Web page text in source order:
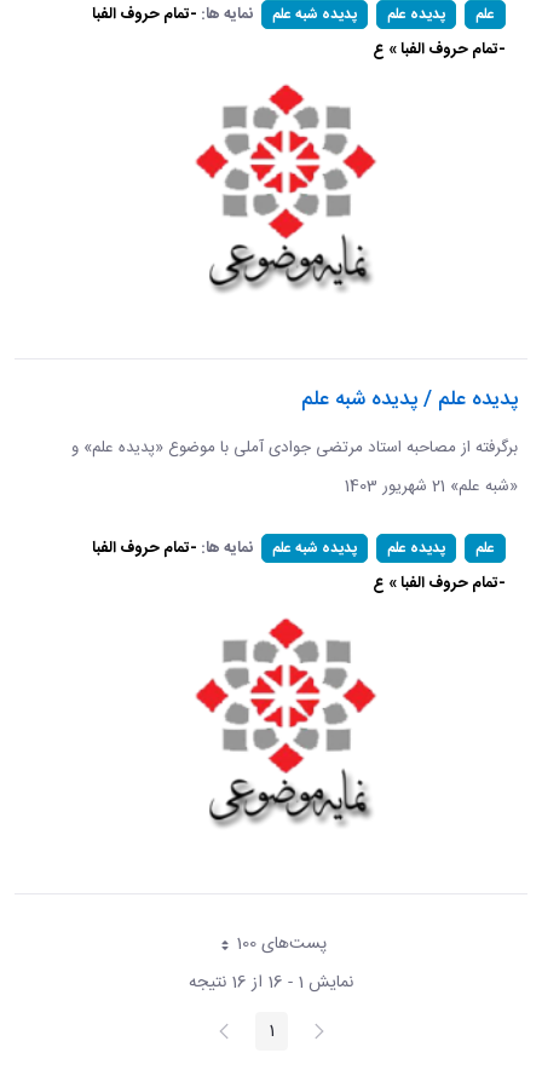
علم پدیده علم پدیده شبه علم نمایه ها: -تمام حروف الفبا
-تمام حروف الفبا » ع
پدیده علم / پدیده شبه علم
برگرفته از مصاحبه استاد مرتضی جوادی آملی با موضوع «پدیده علم» و
«شبه علم» 21 شهریور 1403
علم پدیده علم پدیده شبه علم نمایه ها: -تمام حروف الفبا
-تمام حروف الفبا » ع
پست‌‌های 100هر صفحه
نمایش 1 - 16 از 16 نتیجه
پیغام
قبلی صفحه1 صفحه
بعد